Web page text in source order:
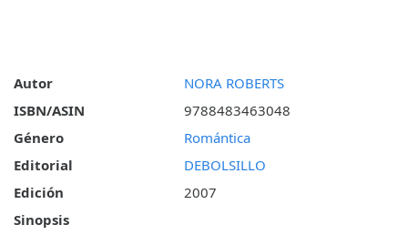
Autor
NORA ROBERTS
ISBN/ASIN
9788483463048
Género
Romántica
Editorial
DEBOLSILLO
Edición
2007
Sinopsis